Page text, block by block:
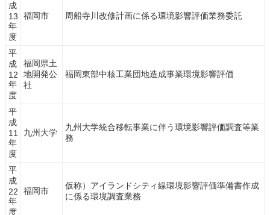
成
13
年
度
福岡市 周船寺川改修計画に係る環境影響評価業務委託
平
成
12
年
度
福岡県土
地開発公
社
福岡東部中核工業団地造成事業環境影響評価
平
成
11
年
度
九州大学
九州大学統合移転事業に伴う環境影響評価調査等業
務
平
成
22
年
度
福岡市
仮称）アイランドシティ線環境影響評価準備書作成
に係る環境調査業務